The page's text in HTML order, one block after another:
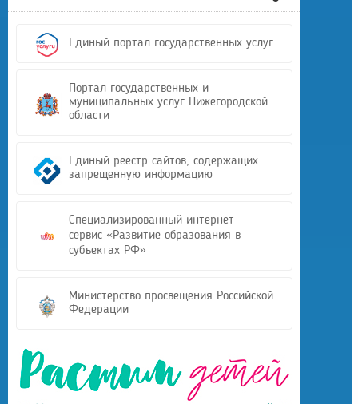
Единый портал государственных услуг
Портал государственных и
муниципальных услуг Нижегородской
области
Единый реестр сайтов, содержащих
запрещенную информацию
Специализированный интернет -
сервис «Развитие образования в
субъектах РФ»
Министерство просвещения Российской
Федерации